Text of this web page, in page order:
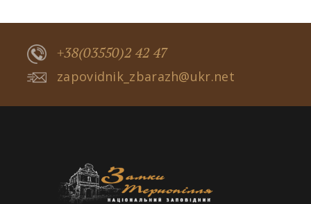
+38(03550)2 42 47
zapovidnik_zbarazh@ukr.net